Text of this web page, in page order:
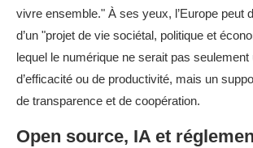
vivre ensemble." À ses yeux, l’Europe peut
d’un "projet de vie sociétal, politique et
lequel le numérique ne serait pas seulement
d’efficacité ou de productivité, mais un
de transparence et de coopération.
Open source, IA et